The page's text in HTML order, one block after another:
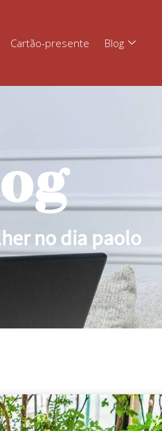
Cartão-presente Blog
no dia paolo